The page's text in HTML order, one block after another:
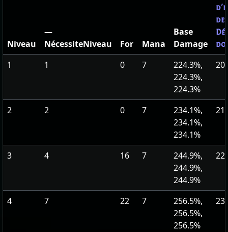
Niveau
—
NécessiteNiveau
For Mana
Base
Damage
des
1 1 0 7
224.3%,
224.3%,
224.3%
20
2 2 0 7
234.1%,
234.1%,
234.1%
21
3 4 16 7
244.9%,
244.9%,
244.9%
22
4 7 22 7
256.5%,
256.5%,
256.5%
23